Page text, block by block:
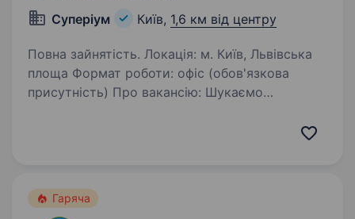
Суперіум
Київ, 1,6 км від центру
Повна зайнятість. Локація: м. Київ, Львівська
площа Формат роботи: офіс (обов'язкова
присутність) Про вакансію: Шукаємо
Гаряча